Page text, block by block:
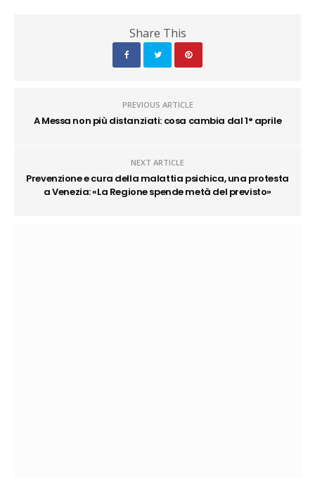
Share This
PREVIOUS ARTICLE
A Messa non più distanziati: cosa cambia dal 1° aprile
NEXT ARTICLE
Prevenzione e cura della malattia psichica, una protesta
a Venezia: «La Regione spende metà del previsto»